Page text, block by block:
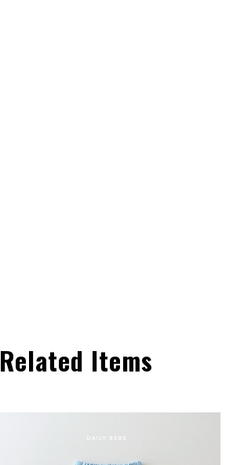
Related Items